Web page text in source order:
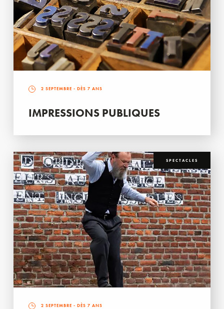
2 SEPTEMBRE - DÈS 7 ANS
IMPRESSIONS PUBLIQUES
SPECTACLES
2 SEPTEMBRE - DÈS 7 ANS